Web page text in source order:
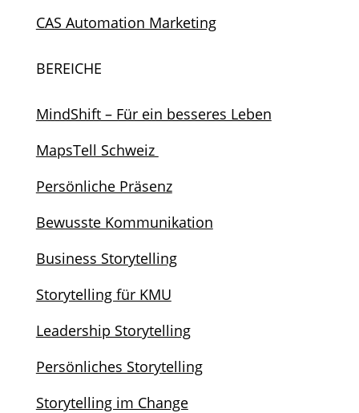
CAS Automation Marketing
BEREICHE
MindShift – Für ein besseres Leben
MapsTell Schweiz
Persönliche Präsenz
Bewusste Kommunikation
Business Storytelling
Storytelling für KMU
Leadership Storytelling
Persönliches Storytelling
Storytelling im Change